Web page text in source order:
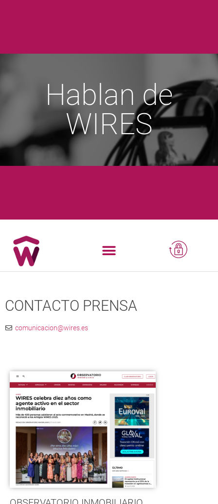
Hablan de
WIRES
CONTACTO PRENSA
comunicacion@wires.es